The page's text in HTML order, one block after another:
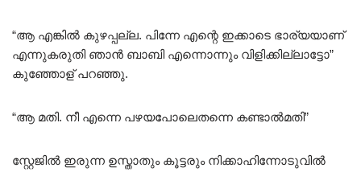
“ആ എങ്കിൽ കുഴപ്പല്ല. പിന്നേ എന്റെ ഇക്കാടെ ഭാര്യയാണ്
എന്നുകരുതി ഞാൻ ബാബി എന്നൊന്നും വിളിക്കില്ലാട്ടോ”
കുഞ്ഞോള് പറഞ്ഞു.
“ആ മതി. നീ എന്നെ പഴയപോലെതന്നെ കണ്ടാൽമതി”
സ്റ്റേജിൽ ഇരുന്ന ഉസ്താതും കൂട്ടരും നിക്കാഹിന്നോടുവിൽ